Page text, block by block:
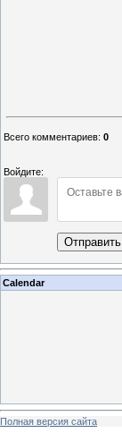
Всего комментариев: 0
Войдите:
Отправить
Calendar
Полная версия сайта